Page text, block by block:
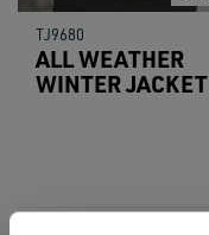
TJ9680
ALL WEATHER
WINTER JACKET